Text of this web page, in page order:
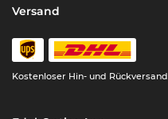
Versand
Kostenloser Hin- und Rückversand